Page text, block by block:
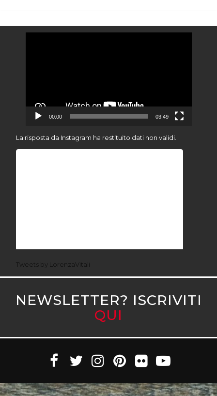
00:00 03:49
La risposta da Instagram ha restituito dati non validi.
Tweets by LorenzaVitali
NEWSLETTER? ISCRIVITI
QUI